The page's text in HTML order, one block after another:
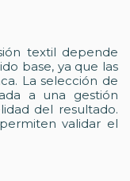
textil depende
base, ya que las
La selección de
a una gestión
del resultado.
validar el